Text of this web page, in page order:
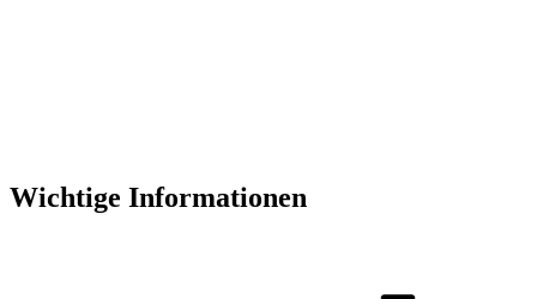
Wichtige Informationen